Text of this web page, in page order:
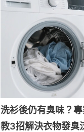
洗衫後仍有臭味？
教3招解決衣物發臭